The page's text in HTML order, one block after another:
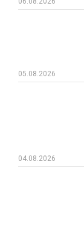
05.08.2026
04.08.2026